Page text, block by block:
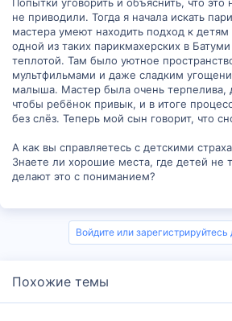
не приводили. Тогда я начала искать
мастера умеют находить подход к
одной из таких парикмахерских в
теплотой. Там было уютное
мультфильмами и даже сладким
малыша. Мастер была очень терпелива,
чтобы ребёнок привык, и в итоге
без слёз. Теперь мой сын говорит, что
А как вы справляетесь с детскими
Знаете ли хорошие места, где детей не
делают это с пониманием?
Войдите или зарегистрируйтесь
Похожие темы